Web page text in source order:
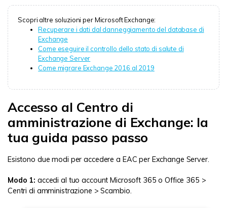
Scopri altre soluzioni per Microsoft Exchange:
Recuperare i dati dal danneggiamento del database di
Exchange
Come eseguire il controllo dello stato di salute di
Exchange Server
Come migrare Exchange 2016 al 2019
Accesso al Centro di
amministrazione di Exchange: la
tua guida passo passo
Esistono due modi per accedere a EAC per Exchange Server.
Modo 1: accedi al tuo account Microsoft 365 o Office 365 >
Centri di amministrazione > Scambio.